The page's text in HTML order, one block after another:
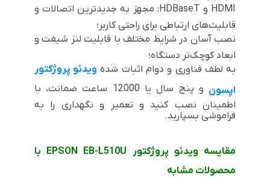
HDMI و HDBaseT: مجهز به جدیدترین اتصالات و
قابلیت‌های ارتباطی برای راحتی کاربر؛
نصب آسان در شرایط مختلف با قابلیت لنز شیفت و
ابعاد کوچک‌تر دستگاه؛
به لطف فناوری و دوام اثبات شده ویدئو پروژکتور
اپسون و پنج سال یا 12000 ساعت ضمانت، با
اطمینان نصب کنید و تعمیر و نگهداری را به
فراموشی بسپارید.
مقایسه ویدئو پروژکتور EPSON EB-L510U با
محصولات مشابه